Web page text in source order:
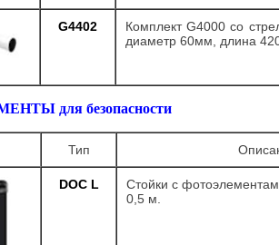
G4402
Комплект G4000 со
диаметр 60мм, длина
для безопасности
Тип
DOC L
Стойки с
0,5 м.